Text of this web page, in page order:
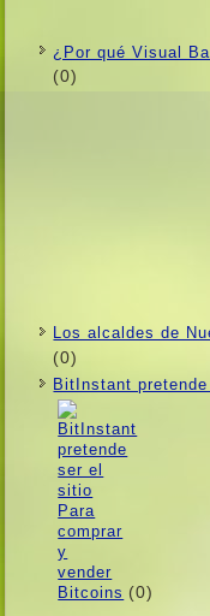
¿Por qué Visual
(0)
Los alcaldes de
(0)
BitInstant
(0)